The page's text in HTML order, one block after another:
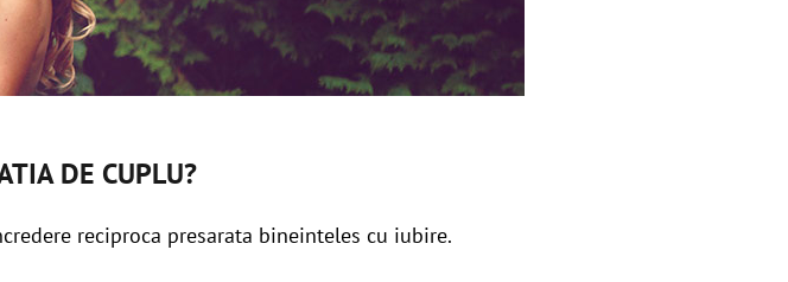
DE CUPLU?
reciproca presarata bineinteles cu iubire.